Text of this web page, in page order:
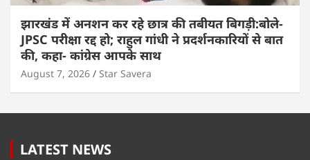
झारखंड में अनशन कर रहे छात्र की तबीयत बिगड़ी:बोले-
JPSC परीक्षा रद्द हो; राहुल गांधी ने प्रदर्शनकारियों से बात
की, कहा- कांग्रेस आपके साथ
August 7, 2026 Star Savera
LATEST NEWS